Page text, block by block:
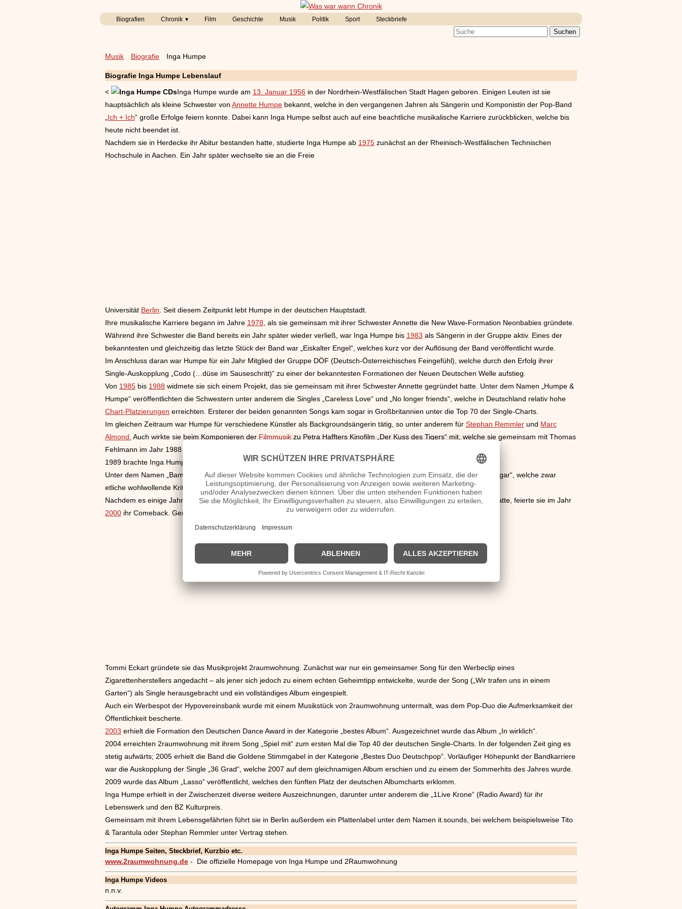
Biografien Chronik Film Geschichte Musik Politik Sport Steckbriefe
Musik Biografie Inga Humpe
Biografie Inga Humpe Lebenslauf
< Inga Humpe wurde am 13. Januar 1956 in der Nordrhein-Westfälischen Stadt Hagen geboren. Einigen Leuten ist sie
hauptsächlich als kleine Schwester von Annette Humpe bekannt, welche in den vergangenen Jahren als Sängerin und Komponistin der Pop-Band
„Ich + Ich“ große Erfolge feiern konnte. Dabei kann Inga Humpe selbst auch auf eine beachtliche musikalische Karriere zurückblicken, welche bis
heute nicht beendet ist.
Nachdem sie in Herdecke ihr Abitur bestanden hatte, studierte Inga Humpe ab 1975 zunächst an der Rheinisch-Westfälischen Technischen
Hochschule in Aachen. Ein Jahr später wechselte sie an die Freie
Universität Berlin. Seit diesem Zeitpunkt lebt Humpe in der deutschen Hauptstadt.
Ihre musikalische Karriere begann im Jahre 1978, als sie gemeinsam mit ihrer Schwester Annette die New Wave-Formation Neonbabies gründete.
Während ihre Schwester die Band bereits ein Jahr später wieder verließ, war Inga Humpe bis 1983 als Sängerin in der Gruppe aktiv. Eines der
bekanntesten und gleichzeitig das letzte Stück der Band war „Eiskalter Engel“, welches kurz vor der Auflösung der Band veröffentlicht wurde.
Im Anschluss daran war Humpe für ein Jahr Mitglied der Gruppe DÖF (Deutsch-Österreichisches Feingefühl), welche durch den Erfolg ihrer
Single-Auskopplung „Codo (…düse im Sauseschritt)“ zu einer der bekanntesten Formationen der Neuen Deutschen Welle aufstieg.
Von 1985 bis 1988 widmete sie sich einem Projekt, das sie gemeinsam mit ihrer Schwester Annette gegründet hatte. Unter dem Namen „Humpe &
Humpe“ veröffentlichten die Schwestern unter anderem die Singles „Careless Love“ und „No longer friends“, welche in Deutschland relativ hohe
Chart-Platzierungen erreichten. Ersterer der beiden genannten Songs kam sogar in Großbritannien unter die Top 70 der Single-Charts.
Im gleichen Zeitraum war Humpe für verschiedene Künstler als Backgroundsängerin tätig, so unter anderem für Stephan Remmler und Marc
Almond. Auch wirkte sie beim Komponieren der Filmmusik zu Petra Haffters Kinofilm „Der Kuss des Tigers“ mit, welche sie gemeinsam mit Thomas
Fehlmann im Jahr 1988 veröffentlichte.
1989 brachte Inga Humpe ein Solo-Album heraus, welches den Namen „Planet Oz“ trägt.
Unter dem Namen „Bamby“ (angelehnt das das bekannte Film-Rehkitz) veröffentlichte sie im Jahr1995die LP „Walls of Sugar“, welche zwar
etliche wohlwollende Kritikerstimmen erhielt, kommerziell allerdings wenig erfolgreich war.
Nachdem es einige Jahre lang still war um Inga Humpe, die sich vorübergehend aus dem Musikgeschäft zurückgezogen hatte, feierte sie im Jahr
2000 ihr Comeback. Gemeinsam mit ihrem Lebensgefährten
Tommi Eckart gründete sie das Musikprojekt 2raumwohnung. Zunächst war nur ein gemeinsamer Song für den Werbeclip eines
Zigarettenherstellers angedacht – als jener sich jedoch zu einem echten Geheimtipp entwickelte, wurde der Song („Wir trafen uns in einem
Garten“) als Single herausgebracht und ein vollständiges Album eingespielt.
Auch ein Werbespot der Hypovereinsbank wurde mit einem Musikstück von 2raumwohnung untermalt, was dem Pop-Duo die Aufmerksamkeit der
Öffentlichkeit bescherte.
2003 erhielt die Formation den Deutschen Dance Award in der Kategorie „bestes Album“. Ausgezeichnet wurde das Album „In wirklich“.
2004 erreichten 2raumwohnung mit ihrem Song „Spiel mit“ zum ersten Mal die Top 40 der deutschen Single-Charts. In der folgenden Zeit ging es
stetig aufwärts; 2005 erhielt die Band die Goldene Stimmgabel in der Kategorie „Bestes Duo Deutschpop“. Vorläufiger Höhepunkt der Bandkarriere
war die Auskopplung der Single „36 Grad“, welche 2007 auf dem gleichnamigen Album erschien und zu einem der Sommerhits des Jahres wurde.
2009 wurde das Album „Lasso“ veröffentlicht, welches den fünften Platz der deutschen Albumcharts erklomm.
Inga Humpe erhielt in der Zwischenzeit diverse weitere Auszeichnungen, darunter unter anderem die „1Live Krone“ (Radio Award) für ihr
Lebenswerk und den BZ Kulturpreis.
Gemeinsam mit ihrem Lebensgefährten führt sie in Berlin außerdem ein Plattenlabel unter dem Namen it.sounds, bei welchem beispielsweise Tito
& Tarantula oder Stephan Remmler unter Vertrag stehen.
Inga Humpe Seiten, Steckbrief, Kurzbio etc.
www.2raumwohnung.de - Die offizielle Homepage von Inga Humpe und 2Raumwohnung
Inga Humpe Videos
n.n.v.